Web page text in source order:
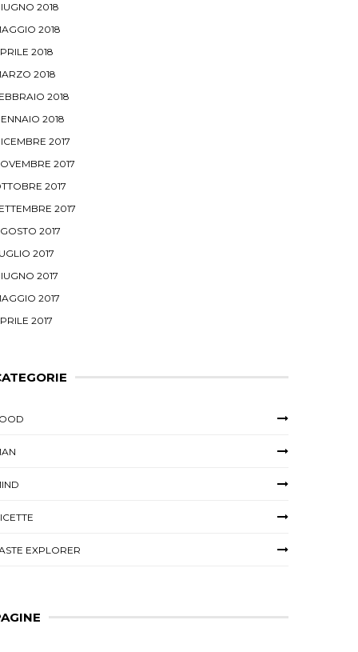
2018
2018
2018
2018
2018
2018
2017
2017
2017
2017
2017
2017
2017
2017
2017
EXPLORER